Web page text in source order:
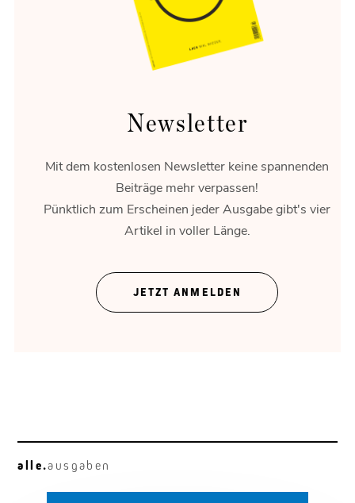
entspannen und erinnern.
Theater ohne Zeigefinger
Gregor Bloéb über „Feuernacht“. Und mehr.
Newsletter
Mit dem kostenlosen Newsletter keine spannenden
Beiträge mehr verpassen!
Pünktlich zum Erscheinen jeder Ausgabe gibt's vier
Artikel in voller Länge.
JETZT ANMELDEN
alle.ausgaben